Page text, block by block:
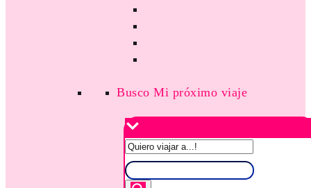
Busco Mi próximo viaje